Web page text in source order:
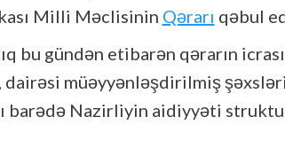
Milli Məclisinin Qərarı qəbul
gündən etibarən qərarın
müəyyənləşdirilmiş şəxslərin
barədə Nazirliyin aidiyyəti